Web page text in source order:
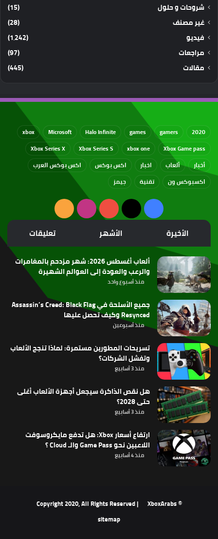
شروحات و حلول
(15)
غير مصنف
(28)
فيديو
(1٬242)
مراجعات
(97)
مقالات
(445)
2020
gamers
games
Halo Infinite
Microsoft
xbox
Xbox Game pass
xbox one
Xbox Series S
Xbox Series X
أخبار
ألعاب اخبار اكس بوكس
اكس بوكس العرب
اكسبوكس ون
تقنية جيمز
فيسبوك
‫X
‫YouTubeانستقرامملخص
الموقع
RSS
الأخيرة الأشهر تعليقات
ألعاب أغسطس 2026: شهر مزدحم بالمغامرات
والرعب والعودة إلى العوالم الشهيرة
منذ أسبوع واحد
جميع الأسلحة في Assassin’s Creed: Black Flag
Resynced وكيف تحصل عليها
منذ أسبوعين
تسريحات المطورين مستمرة: لماذا تنجح الألعاب
وتفشل الشركات؟
منذ 3 أسابيع
هل نقص الذاكرة سيجعل أجهزة الألعاب أغلى
حتى 2028؟
منذ 3 أسابيع
ارتفاع أسعار Xbox: هل تدفع مايكروسوفت
اللاعبين نحو Game Pass والـ Cloud ؟
منذ 4 أسابيع
© Copyright 2020, All Rights Reserved |
XboxArabs
sitemap